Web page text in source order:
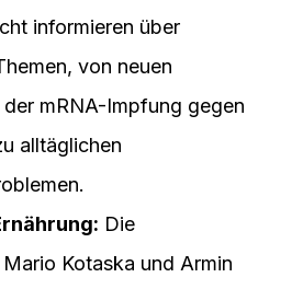
informieren über
von neuen
mRNA-Impfung gegen
alltäglichen
Die
Kotaska und Armin